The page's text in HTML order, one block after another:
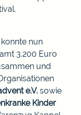
nun
3.200 Euro
und
e.V. sowie
Kinder